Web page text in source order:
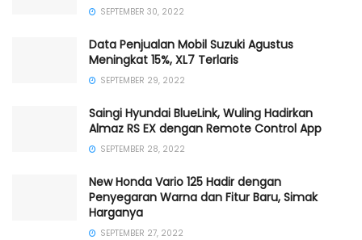
SEPTEMBER 30, 2022
Data Penjualan Mobil Suzuki Agustus
Meningkat 15%, XL7 Terlaris
SEPTEMBER 29, 2022
Saingi Hyundai BlueLink, Wuling Hadirkan
Almaz RS EX dengan Remote Control App
SEPTEMBER 28, 2022
New Honda Vario 125 Hadir dengan
Penyegaran Warna dan Fitur Baru, Simak
Harganya
SEPTEMBER 27, 2022